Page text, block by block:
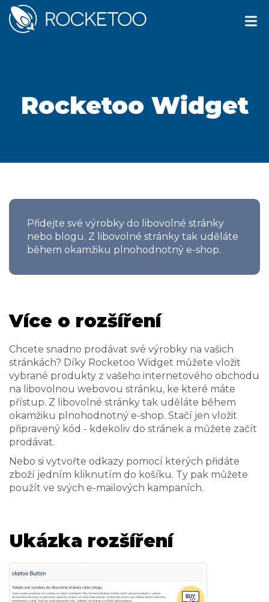
Rocketoo Widget
Přidejte své výrobky do libovolné stránky
nebo blogu. Z libovolné stránky tak uděláte
během okamžiku plnohodnotný e-shop.
Více o rozšíření
Chcete snadno prodávat své výrobky na vašich
stránkách? Díky Rocketoo Widget můžete vložit
vybrané produkty z vašeho internetového obchodu
na libovolnou webovou stránku, ke které máte
přístup. Z libovolné stránky tak uděláte během
okamžiku plnohodnotný e-shop. Stačí jen vložit
připravený kód - kdekoliv do stránek a můžete začít
prodávat.
Nebo si vytvořte odkazy pomocí kterých přidáte
zboží jedním kliknutím do košíku. Ty pak můžete
použít ve svých e-mailových kampaních.
Ukázka rozšíření